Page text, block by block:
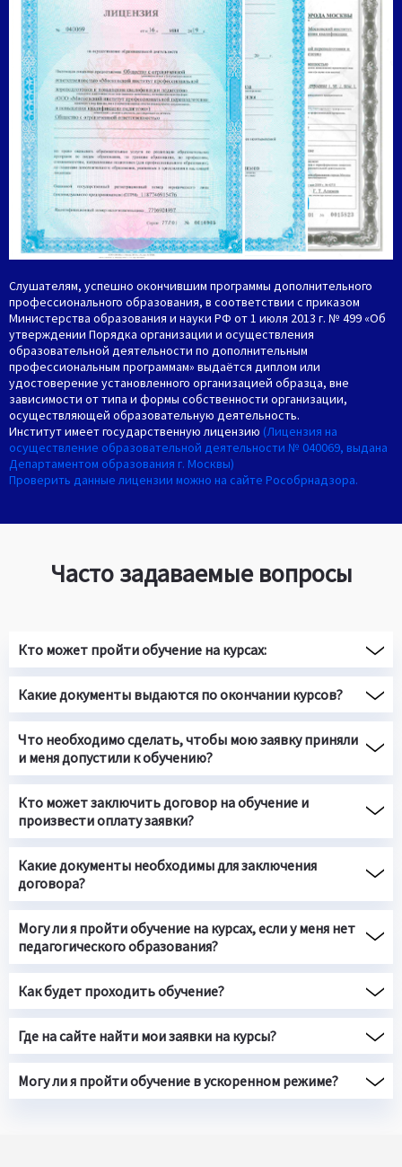
Слушателям, успешно окончившим программы дополнительного
профессионального образования, в соответствии с приказом
Министерства образования и науки РФ от 1 июля 2013 г. № 499 «Об
утверждении Порядка организации и осуществления
образовательной деятельности по дополнительным
профессиональным программам» выдаётся диплом или
удостоверение установленного организацией образца, вне
зависимости от типа и формы собственности организации,
осуществляющей образовательную деятельность.
Институт имеет государственную лицензию (Лицензия на
осуществление образовательной деятельности № 040069, выдана
Департаментом образования г. Москвы)
Проверить данные лицензии можно на сайте Рособрнадзора.
Часто задаваемые вопросы
Кто может пройти обучение на курсах:
Какие документы выдаются по окончании курсов?
Что необходимо сделать, чтобы мою заявку приняли
и меня допустили к обучению?
Кто может заключить договор на обучение и
произвести оплату заявки?
Какие документы необходимы для заключения
договора?
Могу ли я пройти обучение на курсах, если у меня нет
педагогического образования?
Как будет проходить обучение?
Где на сайте найти мои заявки на курсы?
Могу ли я пройти обучение в ускоренном режиме?